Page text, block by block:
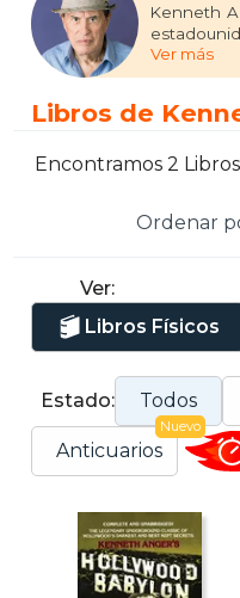
Kenneth
de
Ver más
Libros de
Encontramos 2
Ordenar
Ver:
Libros Físicos
Estado: Todos
Anticuarios
Nuevo